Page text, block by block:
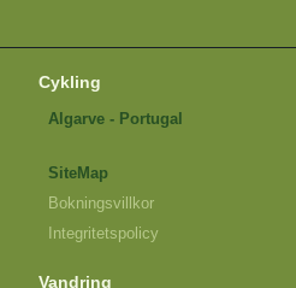
Cykling
Algarve - Portugal
SiteMap
Bokningsvillkor
Integritetspolicy
Vandring